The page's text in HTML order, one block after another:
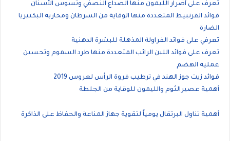
تعرف على أضرار الليمون منها الصداع النصفي وتسوس الأسنان
فوائد القرنبيط المتعددة منها الوقاية من السرطان ومحاربة البكتيريا
الضارة
تعرفي على فوائد الفراولة المذهلة للبشرة الدهنية
تعرف على فوائد اللبن الرائب المتعددة منها طرد السموم وتحسين
عملية الهضم
فوائد زيت جوز الهند في ترطيب فروة الرأس لعروس 2019
أهمية عصيرالثوم والليمون للوقاية من الجلطة
أهمية تناول البرتقال يومياً لتقوية جهاز المناعة والحفاظ على الذاكرة